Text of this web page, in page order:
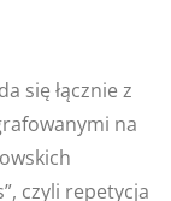
się łącznie z
na
czyli repetycja